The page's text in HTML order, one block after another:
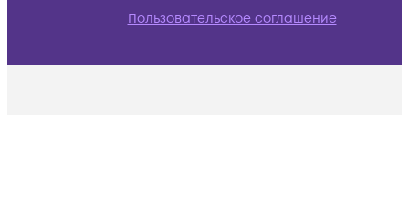
Пользовательское соглашение